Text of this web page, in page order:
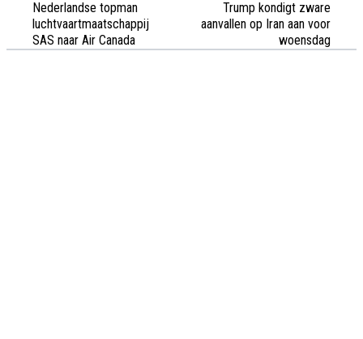
Nederlandse topman
luchtvaartmaatschappij
SAS naar Air Canada
Trump kondigt zware
aanvallen op Iran aan voor
woensdag